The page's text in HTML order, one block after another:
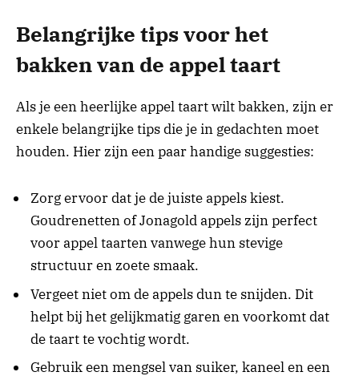
Belangrijke tips voor het
bakken van de appel taart
Als je een heerlijke appel taart wilt bakken, zijn er
enkele belangrijke tips die je in gedachten moet
houden. Hier zijn een paar handige suggesties:
Zorg ervoor dat je de juiste appels kiest.
Goudrenetten of Jonagold appels zijn perfect
voor appel taarten vanwege hun stevige
structuur en zoete smaak.
Vergeet niet om de appels dun te snijden. Dit
helpt bij het gelijkmatig garen en voorkomt dat
de taart te vochtig wordt.
Gebruik een mengsel van suiker, kaneel en een